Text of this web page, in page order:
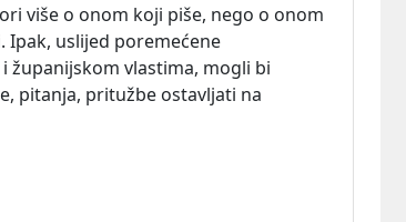
više o onom koji piše, nego o onom
Ipak, uslijed poremećene
županijskom vlastima, mogli bi
pitanja, pritužbe ostavljati na